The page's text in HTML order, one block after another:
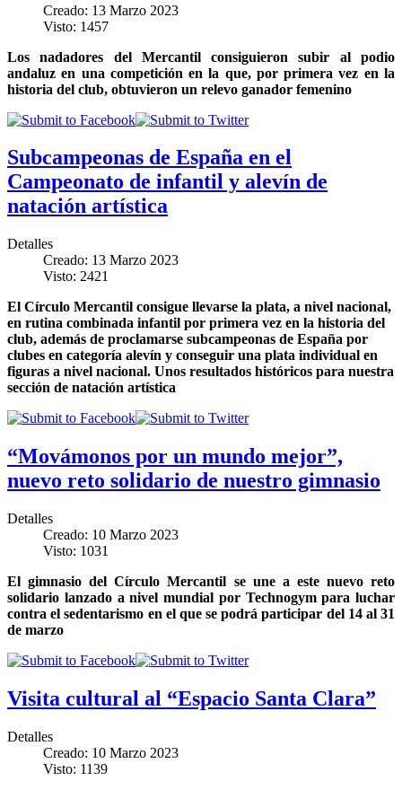
Creado: 13 Marzo 2023
Visto: 1457
Los nadadores del Mercantil consiguieron subir al podio
andaluz en una competición en la que, por primera vez en la
historia del club, obtuvieron un relevo ganador femenino
Subcampeonas de España en el
Campeonato de infantil y alevín de
natación artística
Detalles
Creado: 13 Marzo 2023
Visto: 2421
El Círculo Mercantil consigue llevarse la plata, a nivel nacional,
en rutina combinada infantil por primera vez en la historia del
club, además de proclamarse subcampeonas de España por
clubes en categoría alevín y conseguir una plata individual en
figuras a nivel nacional. Unos resultados históricos para nuestra
sección de natación artística
“Movámonos por un mundo mejor”,
nuevo reto solidario de nuestro gimnasio
Detalles
Creado: 10 Marzo 2023
Visto: 1031
El gimnasio del Círculo Mercantil se une a este nuevo reto
solidario lanzado a nivel mundial por Technogym para luchar
contra el sedentarismo en el que se podrá participar del 14 al 31
de marzo
Visita cultural al “Espacio Santa Clara”
Detalles
Creado: 10 Marzo 2023
Visto: 1139